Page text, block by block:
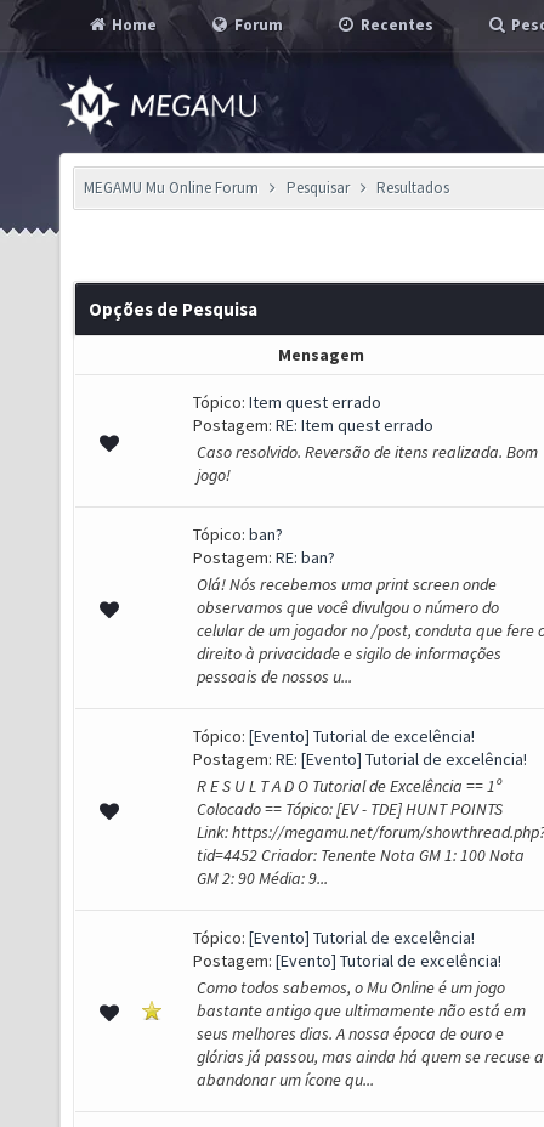
Home Forum Recentes
MEGAMU Mu Online Forum Pesquisar Resultados
Opções de Pesquisa
Mensagem
Tópico: Item quest errado
Postagem: RE: Item quest errado
Caso resolvido. Reversão de itens realizada. Bom
jogo!
Tópico: ban?
Postagem: RE: ban?
Olá! Nós recebemos uma print screen onde
observamos que você divulgou o número do
celular de um jogador no /post, conduta que fere
direito à privacidade e sigilo de informações
pessoais de nossos u...
Tópico: [Evento] Tutorial de excelência!
Postagem: RE: [Evento] Tutorial de excelência!
R E S U L T A D O Tutorial de Excelência == 1º
Colocado == Tópico: [EV - TDE] HUNT POINTS
Link: https://megamu.net/forum/
tid=4452 Criador: Tenente Nota GM 1: 100 Nota
GM 2: 90 Média: 9...
Tópico: [Evento] Tutorial de excelência!
Postagem: [Evento] Tutorial de excelência!
Como todos sabemos, o Mu Online é um jogo
bastante antigo que ultimamente não está em
seus melhores dias. A nossa época de ouro e
glórias já passou, mas ainda há quem se recuse a
abandonar um ícone qu...